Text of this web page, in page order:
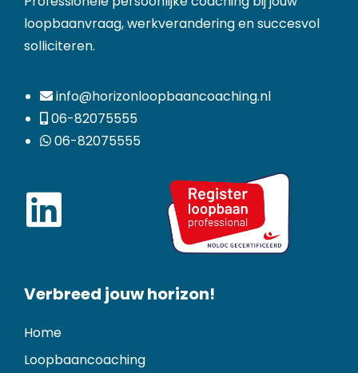
loopbaanvraag, werkverandering en succesvol
solliciteren.
info@horizonloopbaancoaching.nl
06-82075555
06-82075555
Verbreed jouw horizon!
Home
Loopbaancoaching